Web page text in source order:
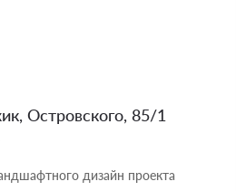
Островского, 85/1
дизайн проекта